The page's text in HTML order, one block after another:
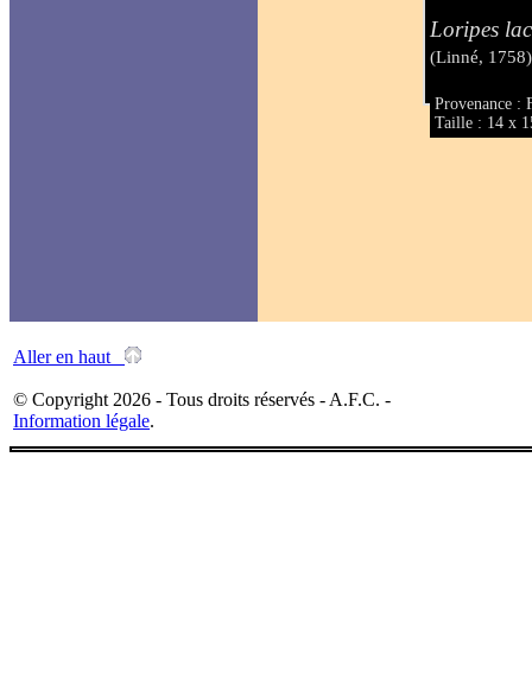
Loripes
(Linné, 1758)
Provenance :
Taille : 14 x
Aller en haut
© Copyright 2026 - Tous droits réservés - A.F.C. -
Information légale.